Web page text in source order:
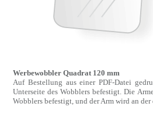
Werbewobbler Quadrat 120 mm
Auf Bestellung aus einer PDF-Datei
Unterseite des Wobblers befestigt. Die
Wobblers befestigt, und der Arm wird an